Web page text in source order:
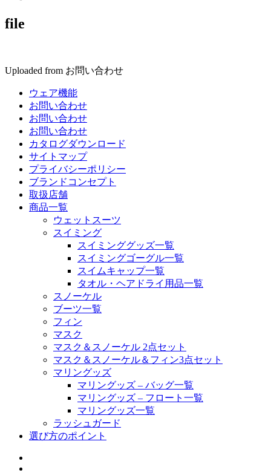
file
Uploaded from お問い合わせ
ウェア機能
お問い合わせ
お問い合わせ
お問い合わせ
カタログダウンロード
サイトマップ
プライバシーポリシー
ブランドコンセプト
取扱店舗
商品一覧
ウェットスーツ
スイミング
スイミンググッズ一覧
スイミングゴーグル一覧
スイムキャップ一覧
タオル・ヘアドライ用品一覧
スノーケル
ブーツ一覧
フィン
マスク
マスク＆スノーケル 2点セット
マスク＆スノーケル＆フィン3点セット
マリングッズ
マリングッズ – バッグ一覧
マリングッズ – フロート一覧
マリングッズ一覧
ラッシュガード
選び方のポイント